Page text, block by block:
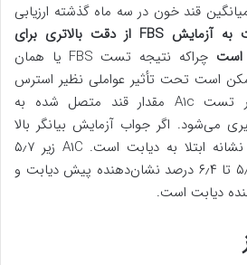
قند خون در سه ماه گذشته ارزیابی
نسبت به آزمایش FBS از دقت بالاتری برای
است
چراکه نتیجه تست FBS یا همان
است تحت تأثیر عواملی نظیر استرس
دستخوش تغییر شود. در تست A1c مقدار قند متصل شده به
می‌شود. اگر جواب آزمایش بیانگر بالا
بودن سطح HbA1c باشد نشانه ابتلا به دیابت است. A۱C زیر ۵٫۷
درصد طبیعی است، بین ۵٫۷ تا ۶٫۴ درصد نشان‌دهنده پیش دیابت و